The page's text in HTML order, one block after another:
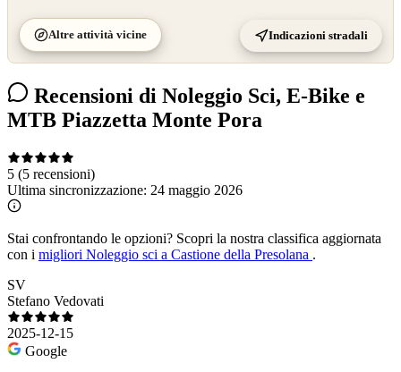
Altre attività vicine Indicazioni stradali
Recensioni di Noleggio Sci, E-Bike e
MTB Piazzetta Monte Pora
5 (5 recensioni)
Ultima sincronizzazione: 24 maggio 2026
Stai confrontando le opzioni? Scopri la nostra classifica aggiornata
con i migliori Noleggio sci a Castione della Presolana .
SV
Stefano Vedovati
2025-12-15
Google